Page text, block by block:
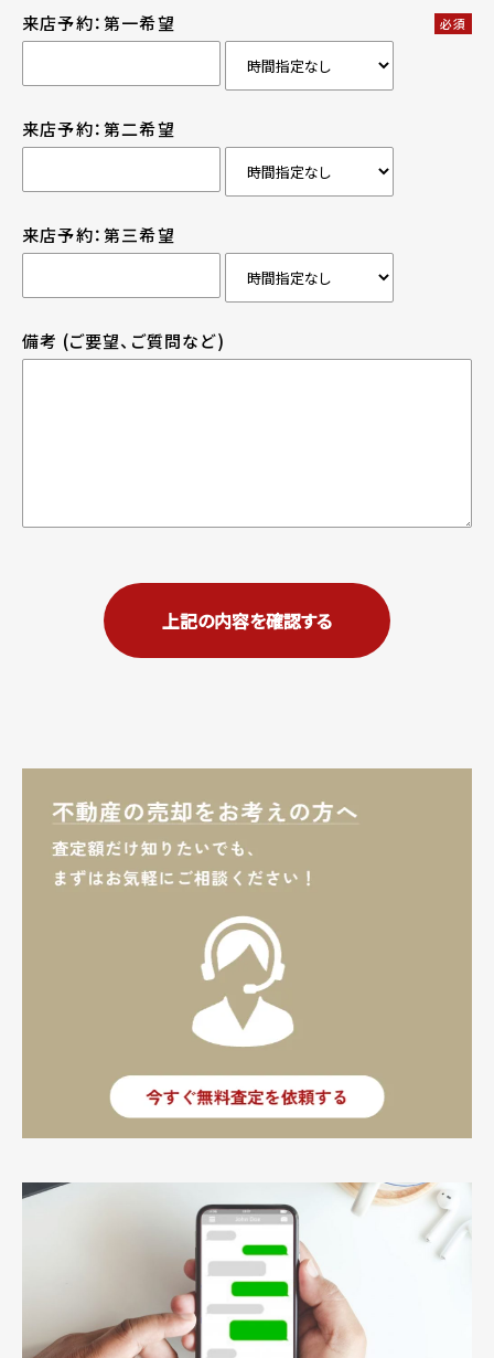
来店予約：第一希望 必須
来店予約：第二希望
来店予約：第三希望
備考 (ご要望、ご質問など)